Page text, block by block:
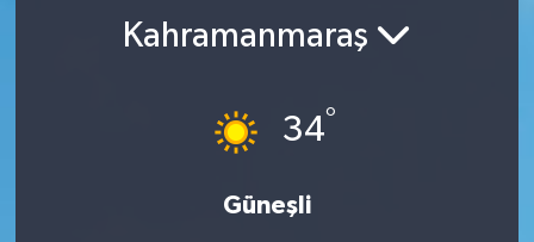
Kahramanmaraş
34°
Güneşli